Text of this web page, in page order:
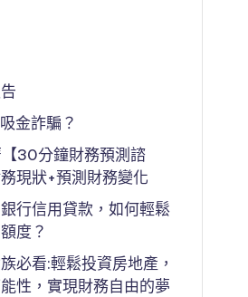
金詐騙？
30分鐘財務預測諮
現狀+預測財務變化
行信用貸款，如何輕鬆
度？
必看:輕鬆投資房地產，
性，實現財務自由的夢